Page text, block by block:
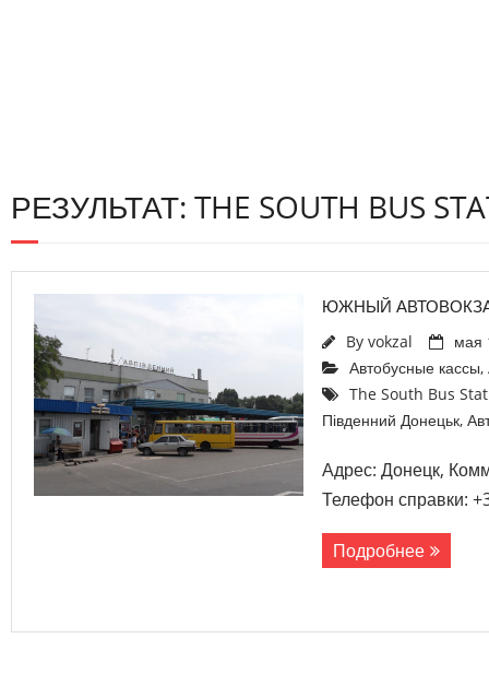
РЕЗУЛЬТАТ: THE SOUTH BUS
ЮЖНЫЙ
By vokzal
мая
Автобусные кассы,
The South Bus
Південний Донецьк,
Адрес: Донецк,
Телефон справки:
Подробнее